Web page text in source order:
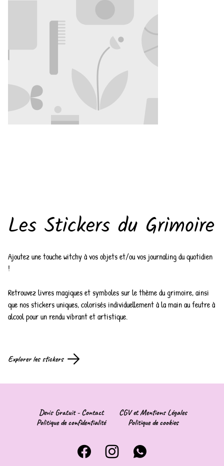
Les Stickers du Grimoire
Ajoutez une touche witchy à vos objets et/ou vos journaling du quotidien
!
Retrouvez livres magiques et symboles sur le thème du grimoire, ainsi
que nos stickers uniques, colorisés individuellement à la main au feutre à
alcool pour un rendu vibrant et artistique.
Explorer les stickers
Devis Gratuit - Contact
CGV et Mentions Légales
Politique de confidentialité
Politique de cookies